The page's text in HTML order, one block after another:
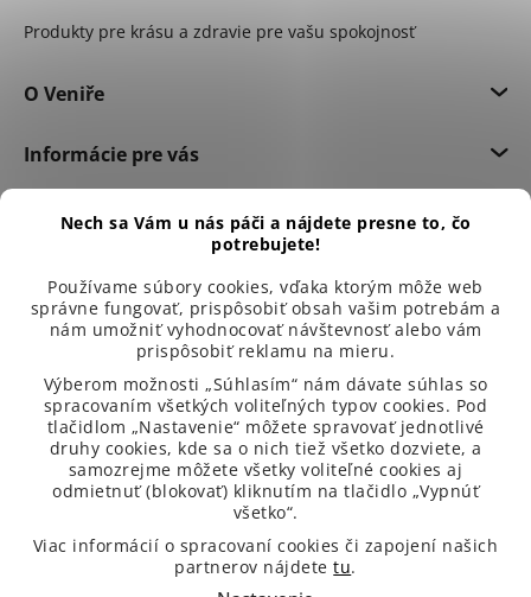
Nech sa Vám u nás páči a nájdete presne to, čo
potrebujete!
Používame súbory cookies, vďaka ktorým môže web
správne fungovať, prispôsobiť obsah vašim potrebám a
nám umožniť vyhodnocovať návštevnosť alebo vám
prispôsobiť reklamu na mieru.
Výberom možnosti „Súhlasím“ nám dávate súhlas so
spracovaním všetkých voliteľných typov cookies. Pod
tlačidlom „Nastavenie“ môžete spravovať jednotlivé
druhy cookies, kde sa o nich tiež všetko dozviete, a
samozrejme môžete všetky voliteľné cookies aj
odmietnuť (blokovať) kliknutím na tlačidlo „Vypnúť
všetko“.
Viac informácií o spracovaní cookies či zapojení našich
partnerov nájdetetu.
Produkty pre krásu a zdravie pre vašu spokojnosť
O Veniře
Informácie pre vás
Dôležité informácie
99 % spokojených zákazníků